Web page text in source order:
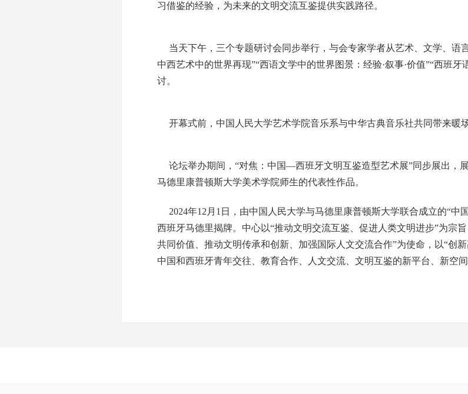
习借鉴的经验，为未来的文明交流互鉴提供实践路径。
当天下午，三个专题研讨会同步举行，与会专家学者从艺术、文学、语
中西艺术中的世界再现”“西语文学中的世界图景：经验·叙事·价值”“西班
讨。
开幕式前，中国人民大学艺术学院音乐系与中华古典音乐社共同带来暖
论坛举办期间，“对焦：中国—西班牙文明互鉴造型艺术展”同步展出，
马德里康普顿斯大学美术学院师生的代表性作品。
2024年12月1日，由中国人民大学与马德里康普顿斯大学联合成立的“
西班牙马德里揭牌。中心以“推动文明交流互鉴、促进人类文明进步”为宗
共同价值、推动文明传承和创新、加强国际人文交流合作”为使命，以“创
中国和西班牙青年交往、教育合作、人文交流、文明互鉴的新平台、新空间